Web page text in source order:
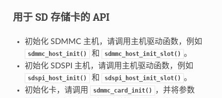
用于 SD 存储卡的 API
初始化 SDMMC 主机，请调用主机驱动函数，例如
sdmmc_host_init() 和 sdmmc_host_init_slot() 。
初始化 SDSPI 主机，请调用主机驱动函数，例如
sdspi_host_init() 和 sdspi_host_init_slot() 。
初始化卡，请调用
sdmmc_card_init() ，并将参数